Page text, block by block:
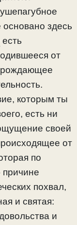
здесь
есть
от
рождающее
которым ты
есть ни
своей
от
по
причине
похвал,
и святая:
и